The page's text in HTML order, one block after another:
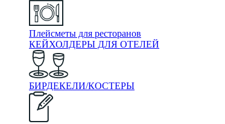
Плейсметы для ресторанов
КЕЙХОЛДЕРЫ ДЛЯ ОТЕЛЕЙ
БИРДЕКЕЛИ/КОСТЕРЫ